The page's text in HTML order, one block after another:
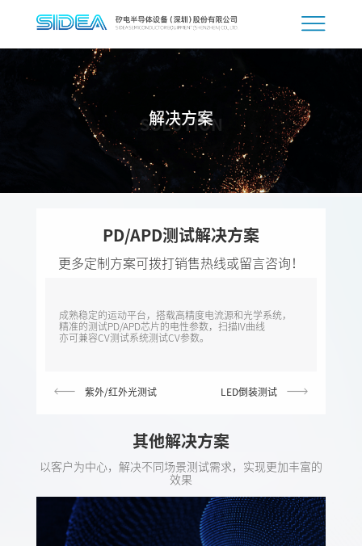
解决方案
SOLUTION
PD/APD测试解决方案
更多定制方案可拨打销售热线或留言咨询！
成熟稳定的运动平台，搭载高精度电流源和光学系统，
精准的测试PD/APD芯片的电性参数，扫描IV曲线
亦可兼容CV测试系统测试CV参数。
紫外/红外光测试 LED倒装测试
其他解决方案
以客户为中心，解决不同场景测试需求，实现更加丰富的
效果